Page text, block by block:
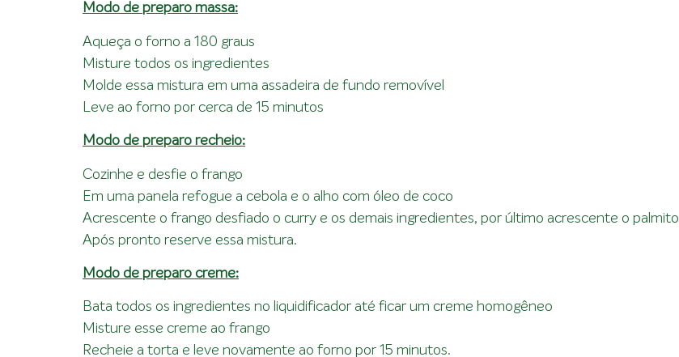
Modo de preparo massa:
Aqueça o forno a 180 graus
Misture todos os ingredientes
Molde essa mistura em uma assadeira de fundo removível
Leve ao forno por cerca de 15 minutos
Modo de preparo recheio:
Cozinhe e desfie o frango
Em uma panela refogue a cebola e o alho com óleo de coco
Acrescente o frango desfiado o curry e os demais ingredientes, por último acrescente o palmito
Após pronto reserve essa mistura.
Modo de preparo creme:
Bata todos os ingredientes no liquidificador até ficar um creme homogêneo
Misture esse creme ao frango
Recheie a torta e leve novamente ao forno por 15 minutos.